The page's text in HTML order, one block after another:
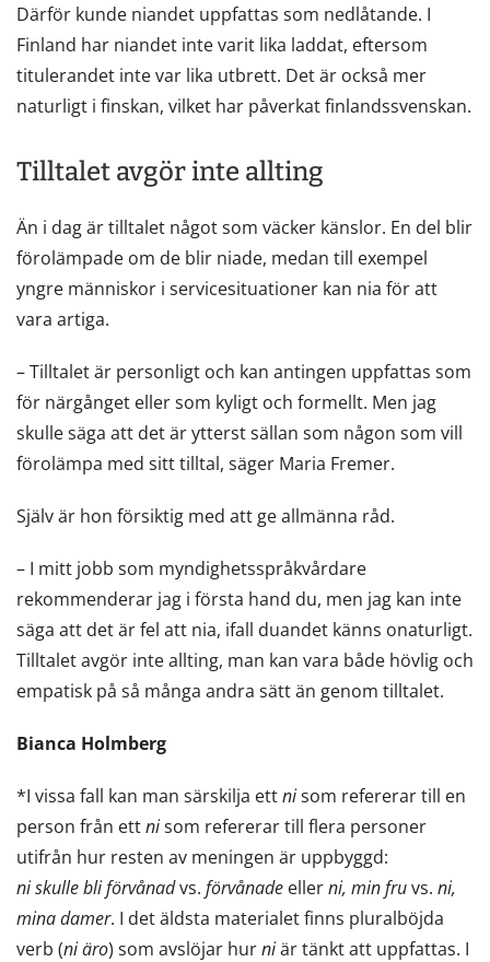
Därför kunde niandet uppfattas som nedlåtande. I
Finland har niandet inte varit lika laddat, eftersom
titulerandet inte var lika utbrett. Det är också mer
naturligt i finskan, vilket har påverkat finlandssvenskan.
Tilltalet avgör inte allting
Än i dag är tilltalet något som väcker känslor. En del blir
förolämpade om de blir niade, medan till exempel
yngre människor i servicesituationer kan nia för att
vara artiga.
– Tilltalet är personligt och kan antingen uppfattas som
för närgånget eller som kyligt och formellt. Men jag
skulle säga att det är ytterst sällan som någon som vill
förolämpa med sitt tilltal, säger Maria Fremer.
Själv är hon försiktig med att ge allmänna råd.
– I mitt jobb som myndighetsspråkvårdare
rekommenderar jag i första hand du, men jag kan inte
säga att det är fel att nia, ifall duandet känns onaturligt.
Tilltalet avgör inte allting, man kan vara både hövlig och
empatisk på så många andra sätt än genom tilltalet.
Bianca Holmberg
*I vissa fall kan man särskilja ettnisom refererar till en
person från ettnisom refererar till flera personer
utifrån hur resten av meningen är uppbyggd:
ni skulle bli förvånadvs. förvånade ellerni, min fruvs. ni,
mina damer. I det äldsta materialet finns pluralböjda
verb (ni äro) som avslöjar hurniär tänkt att uppfattas. I